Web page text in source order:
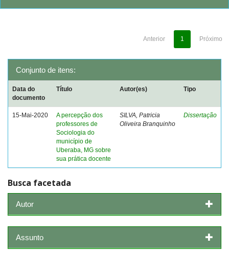
Anterior 1 Próximo
Conjunto de itens:
Data do
documento
Título Autor(es) Tipo
15-Mai-2020
A percepção dos
professores de
Sociologia do
município de
Uberaba, MG sobre
sua prática docente
SILVA, Patricia
Oliveira Branquinho
Dissertação
Busca facetada
Autor
Assunto